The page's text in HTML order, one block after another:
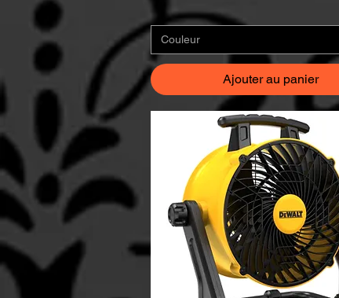
Couleur
Ajouter au panier